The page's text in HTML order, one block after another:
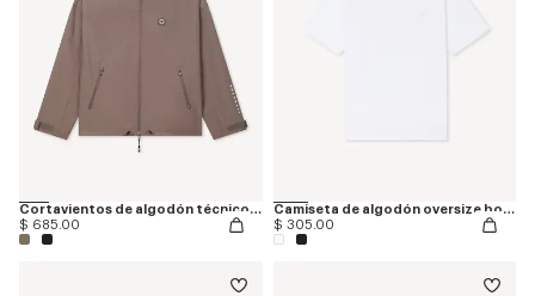
Cortavientos de algodón técnico 'Boke Flower 2.0'
$ 685.00
Camiseta de algodón oversize bordada 'Boke Flower 2.0'
$ 305.00